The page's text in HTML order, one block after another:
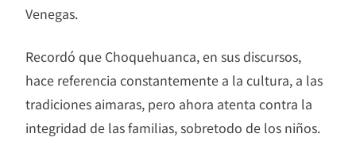
Venegas.
Recordó que Choquehuanca, en sus discursos,
hace referencia constantemente a la cultura, a las
tradiciones aimaras, pero ahora atenta contra la
integridad de las familias, sobretodo de los niños.